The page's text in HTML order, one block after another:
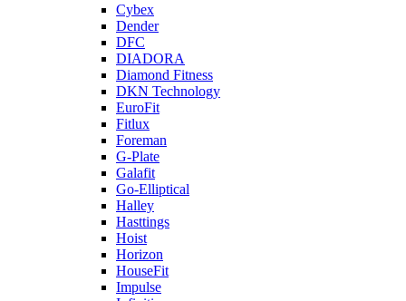
Cybex
Dender
DFC
DIADORA
Diamond Fitness
DKN Technology
EuroFit
Fitlux
Foreman
G-Plate
Galafit
Go-Elliptical
Halley
Hasttings
Hoist
Horizon
HouseFit
Impulse